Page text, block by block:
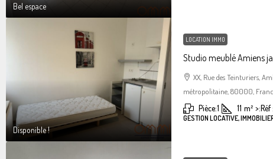
Bel espace
Disponible !
LOCATION IMMO
Studio meublé Amiens
XX, Rue des Teinturiers,
métropolitaine, 80000,
Pièce:1 11 m² >:
GESTION LOCATIVE,